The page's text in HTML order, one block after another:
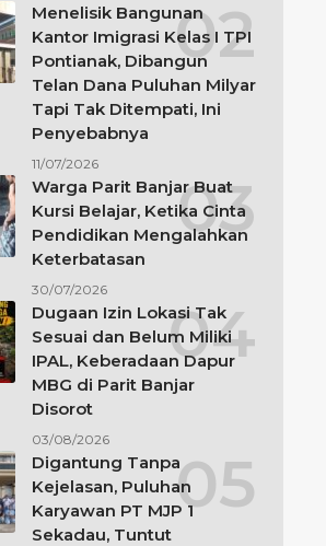
Menelisik Bangunan
Kantor Imigrasi Kelas I TPI
Pontianak, Dibangun
Telan Dana Puluhan Milyar
Tapi Tak Ditempati, Ini
Penyebabnya
11/07/2026
Warga Parit Banjar Buat
Kursi Belajar, Ketika Cinta
Pendidikan Mengalahkan
Keterbatasan
30/07/2026
Dugaan Izin Lokasi Tak
Sesuai dan Belum Miliki
IPAL, Keberadaan Dapur
MBG di Parit Banjar
Disorot
03/08/2026
Digantung Tanpa
Kejelasan, Puluhan
Karyawan PT MJP 1
Sekadau, Tuntut